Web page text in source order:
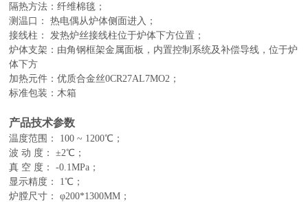
隔热方法：纤维棉毯；
测温口：
热电偶从炉体侧面进入；
接线柱：
发热炉丝接线柱位于炉体下方位置；
炉体支架：由角钢框架金属面板，内置控制系统及补偿导线，位于炉
体下方
加热元件：优质合金丝0CR27AL7MO2；
标准包装：木箱
产品技术参数
温度范围： 100 ~ 1200℃；
波 动 度： ±2℃；
真 空 度：
-0.1MPa；
显示精度：
1℃；
炉膛尺寸：
φ200*1300MM；